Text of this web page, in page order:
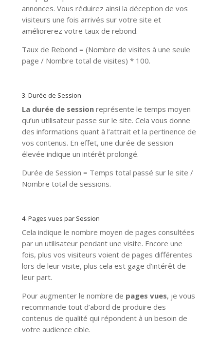
annonces. Vous réduirez ainsi la déception de vos
visiteurs une fois arrivés sur votre site et
améliorerez votre taux de rebond.
Taux de Rebond = (Nombre de visites à une seule
page / Nombre total de visites) * 100.
3. Durée de Session
La durée de sessionreprésente le temps moyen
qu’un utilisateur passe sur le site. Cela vous donne
des informations quant à l’attrait et la pertinence de
vos contenus. En effet, une durée de session
élevée indique un intérêt prolongé.
Durée de Session = Temps total passé sur le site /
Nombre total de sessions.
4. Pages vues par Session
Cela indique le nombre moyen de pages consultées
par un utilisateur pendant une visite. Encore une
fois, plus vos visiteurs voient de pages différentes
lors de leur visite, plus cela est gage d’intérêt de
leur part.
Pour augmenter le nombre de pages vues, je vous
recommande tout d’abord de produire des
contenus de qualité qui répondent à un besoin de
votre audience cible.